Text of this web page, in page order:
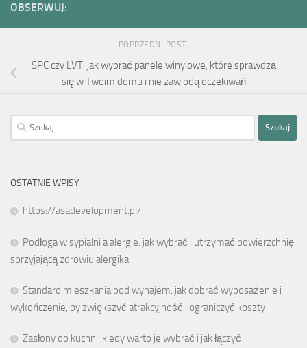
OBSERWUJ:
POPRZEDNI POST
SPC czy LVT: jak wybrać panele winylowe, które sprawdzą
się w Twoim domu i nie zawiodą oczekiwań
Szukaj:
OSTATNIE WPISY
https://asadevelopment.pl/
Podłoga w sypialni a alergie: jak wybrać i utrzymać powierzchnię
sprzyjającą zdrowiu alergika
Standard mieszkania pod wynajem: jak dobrać wyposażenie i
wykończenie, by zwiększyć atrakcyjność i ograniczyć koszty
Zasłony do kuchni: kiedy warto je wybrać i jak łączyć